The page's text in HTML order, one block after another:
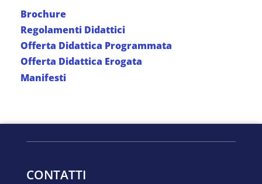
Brochure
Regolamenti Didattici
Offerta Didattica Programmata
Offerta Didattica Erogata
Manifesti
CONTATTI